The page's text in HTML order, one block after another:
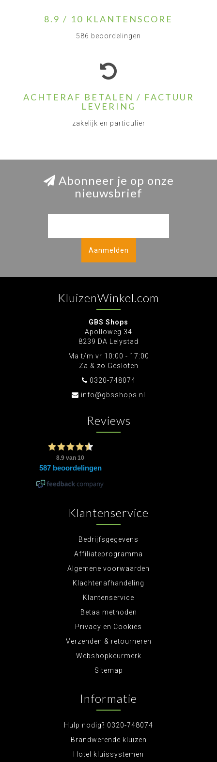
8.9 / 10 KLANTENSCORE
586 beoordelingen
ACHTERAF BETALEN / FACTUUR
LEVERING
zakelijk en particulier
Abonneer je op onze
nieuwsbrief
Aanmelden
KluizenWinkel.com
GBS Shops
Apolloweg 34
8239 DA Lelystad
Ma t/m vr 10:00 - 17:00
Za & zo Gesloten
0320-748074
info@gbsshops.nl
Reviews
Klantenservice
Bedrijfsgegevens
Affiliateprogramma
Algemene voorwaarden
Klachtenafhandeling
Klantenservice
Betaalmethoden
Privacy en Cookies
Verzenden & retourneren
Webshopkeurmerk
Sitemap
Informatie
Hulp nodig? 0320-748074
Brandwerende kluizen
Hotel kluissystemen